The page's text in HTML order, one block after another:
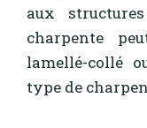
aux
charpente
lamellé-collé
type de